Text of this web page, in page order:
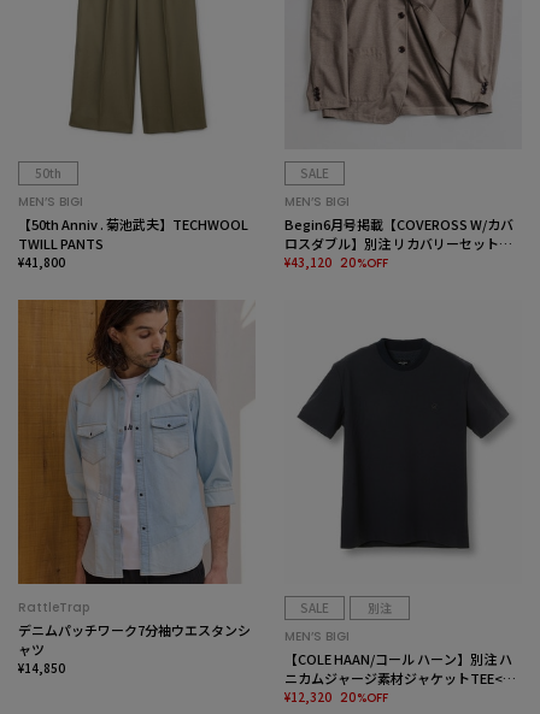
50th
MEN’S BIGI
【50th Anniv . 菊池武夫】TECHWOOL
TWILL PANTS
¥41,800
SALE
MEN’S BIGI
Begin6月号掲載【COVEROSS W/カバ
ロスダブル】別注 リカバリーセットア
ップジャケット＜リラックス効果/スト
¥43,120 20%OFF
RattleTrap
デニムパッチワーク7分袖ウエスタンシ
ャツ
¥14,850
SALE
別注
MEN’S BIGI
【COLE HAAN/コール ハーン】別注 ハ
ニカムジャージ素材ジャケットTEE<抗
菌/UVカット/4WAYストレッチ>
¥12,320 20%OFF